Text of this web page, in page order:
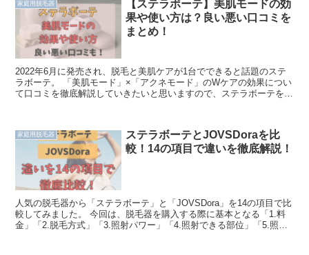
家庭用脱毛器
【ステラボーテ】美肌モードの効
果や使い方は？良い悪い口コミを
まとめ！
2022年6月に発売され、脱毛と美肌ケアが1台でできると話題のステ
ラボーテ。 「美肌モード」×「アクネモード」のWケアの効果につい
て口コミを徹底解説していきたいと思いますので、ステラボーテを購
家庭用脱毛器
ステラボーテとJOVSDoraを比
較！14の項目で違いを徹底解説！
人気の脱毛器から「ステラボーテ」と「JOVSDora」を14の項目で比
較してみました。 今回は、脱毛器を購入する際に基本となる「1.料
金」「2.脱毛方式」「3.照射パワー」「4.照射できる部位」「5.照射